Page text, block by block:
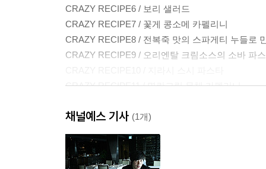
CRAZY RECIPE6 / 보리 샐러드
CRAZY RECIPE7 / 꽃게 콩소메 카펠리니
CRAZY RECIPE8 / 전복죽 맛의 스파게티 누들로
CRAZY RECIPE9 / 오리엔탈 크림소스의 소바 파
CRAZY RECIPE11 / 명란크림 무채 카펠리니
생선
CRAZY RECIPE12 / 도미 물회 카르파치오
CRAZY RECIPE13 / 젤리 소스를 곁들인 차가운
CRAZY RECIPE14 / 오징어 먹물 리조토를 채운 광
채널예스 기사 (1개)